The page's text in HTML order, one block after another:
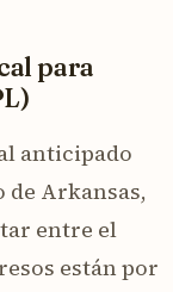
para
anticipado
de Arkansas,
entre el
están por